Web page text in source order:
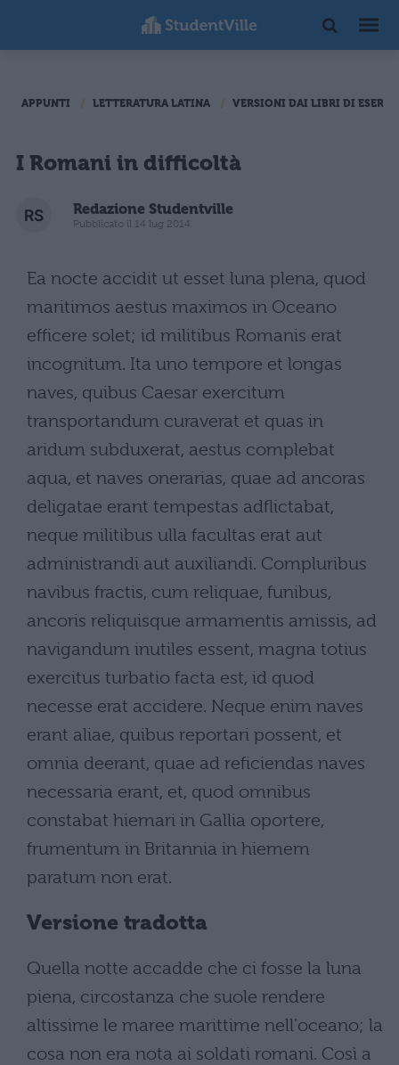
APPUNTI LETTERATURA LATINA VERSIONI DAI LIBRI DI
I Romani in difficoltà
Redazione Studentville
Pubblicato il 14 lug 2014
Ea nocte accidit ut esset luna plena, quod
maritimos aestus maximos in Oceano
efficere solet; id militibus Romanis erat
incognitum. Ita uno tempore et longas
naves, quibus Caesar exercitum
transportandum curaverat et quas in
aridum subduxerat, aestus complebat
aqua, et naves onerarias, quae ad ancoras
deligatae erant tempestas adflictabat,
neque militibus ulla facultas erat aut
administrandi aut auxiliandi. Compluribus
navibus fractis, cum reliquae, funibus,
ancoris reliquisque armamentis amissis, ad
navigandum inutiles essent, magna totius
exercitus turbatio facta est, id quod
necesse erat accidere. Neque enim naves
erant aliae, quibus reportari possent, et
omnia deerant, quae ad reficiendas naves
necessaria erant, et, quod omnibus
constabat hiemari in Gallia oportere,
frumentum in Britannia in hiemem
paratum non erat.
Versione tradotta
Quella notte accadde che ci fosse la luna
piena, circostanza che suole rendere
altissime le maree marittime nell'oceano; la
cosa non era nota ai soldati romani. Così a